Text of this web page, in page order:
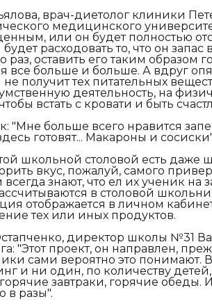
врач-диетолог клиники
медицинского
или он будет полностью
расходовать то, что он
раз, оставить его таким образом
все больше и больше. А вдруг
получит тех питательных
деятельность, на
встать с кровати и быть
"Мне больше всего нравится
готовят... Макароны и сосиски
школьной столовой есть даже
вкус, пожалуй, самого
знают, что ел их ученик на
в столовой
отображается в личном
тех или иных продуктов.
директор школы №31
"Этот проект, он направлен,
сами вероятно это понимают.
и ни один, по количеству
завтраки, горячие обеды.
в разы".